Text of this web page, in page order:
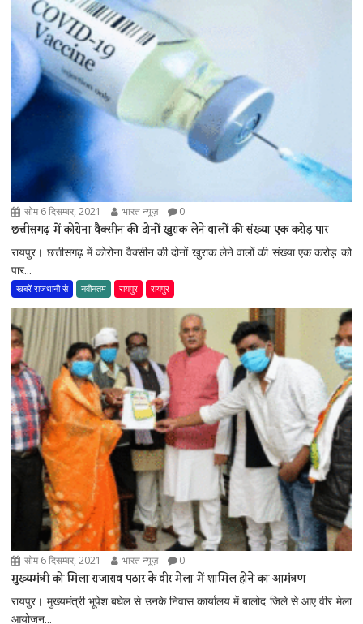
सोम 6 दिसम्बर, 2021 भारत न्यूज़ 0
छत्तीसगढ़ में कोरोना वैक्सीन की दोनों खुराक लेने वालों की संख्या एक करोड़ पार
रायपुर। छत्तीसगढ़ में कोरोना वैक्सीन की दोनों खुराक लेने वालों की संख्या एक करोड़ को
पार...
खबरें राजधानी से नवीनतम रायपुर रायपुर
सोम 6 दिसम्बर, 2021 भारत न्यूज़ 0
मुख्यमंत्री को मिला राजाराव पठार के वीर मेला में शामिल होने का आमंत्रण
रायपुर। मुख्यमंत्री भूपेश बघेल से उनके निवास कार्यालय में बालोद जिले से आए वीर मेला
आयोजन...